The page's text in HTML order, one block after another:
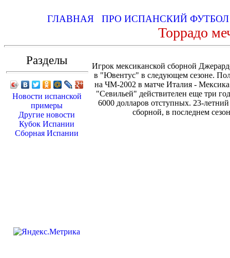
ГЛАВНАЯ ПРО ИСПАНСКИЙ
Торрадо
Разделы
Новости испанской
примеры
Другие новости
Кубок Испании
Сборная Испании
Игрок мексиканской сборной
в "Ювентус" в следующем сезоне.
на ЧМ-2002 в матче Италия - Мексика
"Севильей" действителен еще три
6000 долларов отступных. 23-
сборной, в последнем